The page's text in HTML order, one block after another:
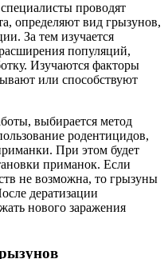
проводят
определяют вид грызунов,
За тем изучается
популяций,
Изучаются факторы
или способствуют
выбирается метод
родентицидов,
При этом будет
приманок. Если
не возможна, то грызуны
дератизации
нового заражения